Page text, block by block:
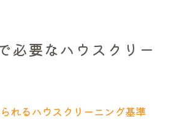
必要なハウスクリー
れるハウスクリーニング基準